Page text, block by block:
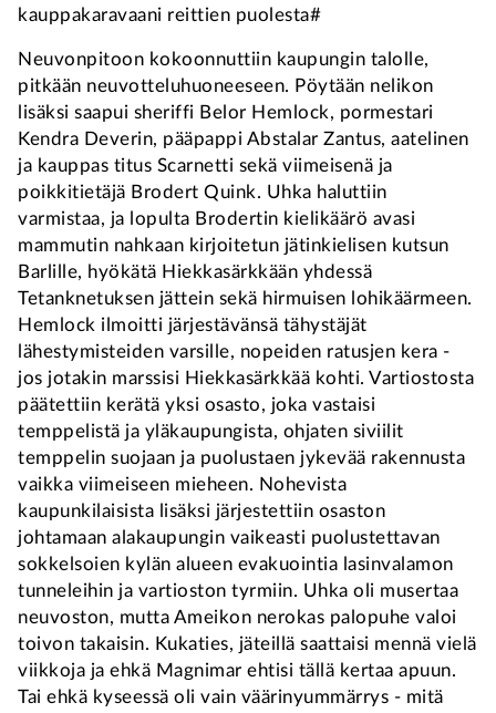
kauppakaravaani reittien puolesta#
Neuvonpitoon kokoonnuttiin kaupungin talolle,
pitkään neuvotteluhuoneeseen. Pöytään nelikon
lisäksi saapui sheriffi Belor Hemlock, pormestari
Kendra Deverin, pääpappi Abstalar Zantus, aatelinen
ja kauppas titus Scarnetti sekä viimeisenä ja
poikkitietäjä Brodert Quink. Uhka haluttiin
varmistaa, ja lopulta Brodertin kielikäärö avasi
mammutin nahkaan kirjoitetun jätinkielisen kutsun
Barlille, hyökätä Hiekkasärkkään yhdessä
Tetanknetuksen jättein sekä hirmuisen lohikäärmeen.
Hemlock ilmoitti järjestävänsä tähystäjät
lähestymisteiden varsille, nopeiden ratusjen kera -
jos jotakin marssisi Hiekkasärkkää kohti. Vartiostosta
päätettiin kerätä yksi osasto, joka vastaisi
temppelistä ja yläkaupungista, ohjaten siviilit
temppelin suojaan ja puolustaen jykevää rakennusta
vaikka viimeiseen mieheen. Nohevista
kaupunkilaisista lisäksi järjestettiin osaston
johtamaan alakaupungin vaikeasti puolustettavan
sokkelsoien kylän alueen evakuointia lasinvalamon
tunneleihin ja vartioston tyrmiin. Uhka oli musertaa
neuvoston, mutta Ameikon nerokas palopuhe valoi
toivon takaisin. Kukaties, jäteillä saattaisi mennä vielä
viikkoja ja ehkä Magnimar ehtisi tällä kertaa apuun.
Tai ehkä kyseessä oli vain väärinyummärrys - mitä